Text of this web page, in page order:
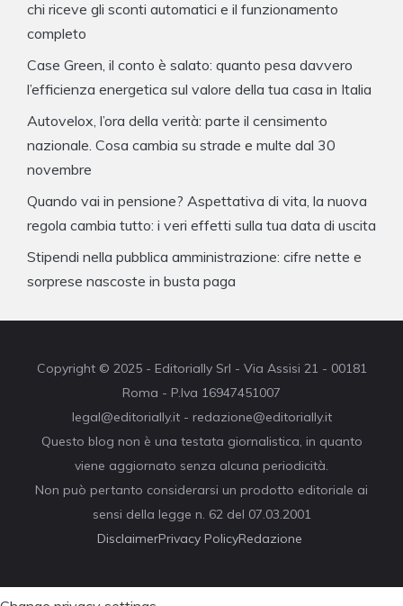
chi riceve gli sconti automatici e il funzionamento
completo
Case Green, il conto è salato: quanto pesa davvero
l’efficienza energetica sul valore della tua casa in Italia
Autovelox, l’ora della verità: parte il censimento
nazionale. Cosa cambia su strade e multe dal 30
novembre
Quando vai in pensione? Aspettativa di vita, la nuova
regola cambia tutto: i veri effetti sulla tua data di uscita
Stipendi nella pubblica amministrazione: cifre nette e
sorprese nascoste in busta paga
Copyright © 2025 - Editorially Srl - Via Assisi 21 - 00181
Roma - P.Iva 16947451007
legal@editorially.it - redazione@editorially.it
Questo blog non è una testata giornalistica, in quanto
viene aggiornato senza alcuna periodicità.
Non può pertanto considerarsi un prodotto editoriale ai
sensi della legge n. 62 del 07.03.2001
DisclaimerPrivacy PolicyRedazione